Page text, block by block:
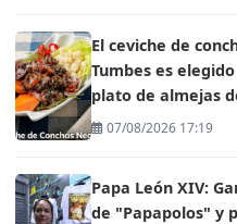
El ceviche de
Tumbes es
plato de almejas
07/08/2026 17:19
Papa León XIV:
de "Papapolos" y